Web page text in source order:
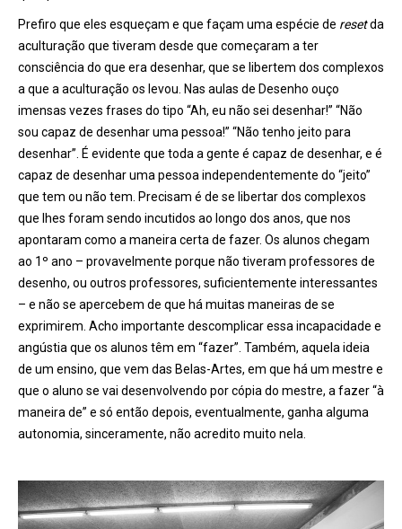
Prefiro que eles esqueçam e que façam uma espécie de resetda
aculturação que tiveram desde que começaram a ter
consciência do que era desenhar, que se libertem dos complexos
a que a aculturação os levou. Nas aulas de Desenho ouço
imensas vezes frases do tipo “Ah, eu não sei desenhar!” “Não
sou capaz de desenhar uma pessoa!” “Não tenho jeito para
desenhar”. É evidente que toda a gente é capaz de desenhar, e é
capaz de desenhar uma pessoa independentemente do “jeito”
que tem ou não tem. Precisam é de se libertar dos complexos
que lhes foram sendo incutidos ao longo dos anos, que nos
apontaram como a maneira certa de fazer. Os alunos chegam
ao 1º ano – provavelmente porque não tiveram professores de
desenho, ou outros professores, suficientemente interessantes
– e não se apercebem de que há muitas maneiras de se
exprimirem. Acho importante descomplicar essa incapacidade e
angústia que os alunos têm em “fazer”. Também, aquela ideia
de um ensino, que vem das Belas-Artes, em que há um mestre e
que o aluno se vai desenvolvendo por cópia do mestre, a fazer “à
maneira de” e só então depois, eventualmente, ganha alguma
autonomia, sinceramente, não acredito muito nela.